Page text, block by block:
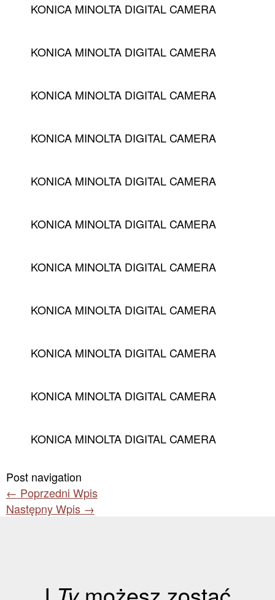
KONICA MINOLTA DIGITAL CAMERA
KONICA MINOLTA DIGITAL CAMERA
KONICA MINOLTA DIGITAL CAMERA
KONICA MINOLTA DIGITAL CAMERA
KONICA MINOLTA DIGITAL CAMERA
KONICA MINOLTA DIGITAL CAMERA
KONICA MINOLTA DIGITAL CAMERA
KONICA MINOLTA DIGITAL CAMERA
KONICA MINOLTA DIGITAL CAMERA
KONICA MINOLTA DIGITAL CAMERA
KONICA MINOLTA DIGITAL CAMERA
Post navigation
← Poprzedni Wpis
Następny Wpis →